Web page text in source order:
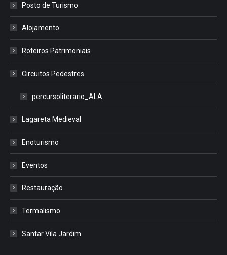
Posto de Turismo
Alojamento
Roteiros Patrimoniais
Circuitos Pedestres
percursoliterario_ALA
Lagareta Medieval
Enoturismo
Eventos
Restauração
Termalismo
Santar Vila Jardim